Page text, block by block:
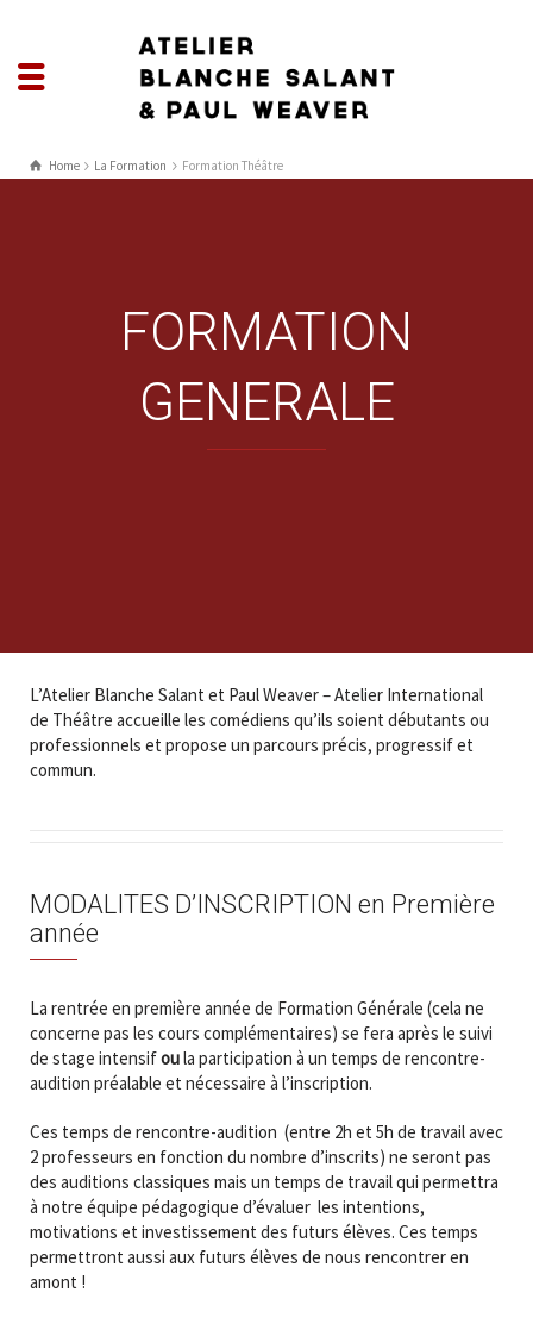
Home La Formation Formation Théâtre
FORMATION
GENERALE
L’Atelier Blanche Salant et Paul Weaver – Atelier International
de Théâtre accueille les comédiens qu’ils soient débutants ou
professionnels et propose un parcours précis, progressif et
commun.
MODALITES D’INSCRIPTION en Première
année
La rentrée en première année de Formation Générale (cela ne
concerne pas les cours complémentaires) se fera après le suivi
de stage intensifoula participation à un temps de rencontre-
audition préalable et nécessaire à l’inscription.
Ces temps de rencontre-audition (entre 2h et 5h de travail avec
2 professeurs en fonction du nombre d’inscrits) ne seront pas
des auditions classiques mais un temps de travail qui permettra
à notre équipe pédagogique d’évaluer les intentions,
motivations et investissement des futurs élèves. Ces temps
permettront aussi aux futurs élèves de nous rencontrer en
amont !